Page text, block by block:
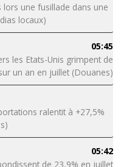
une fusillade dans une
locaux)
05:45
les Etats-Unis grimpent de
un an en juillet (Douanes)
ralentit à +27,5%
05:42
de 23,9% en juillet